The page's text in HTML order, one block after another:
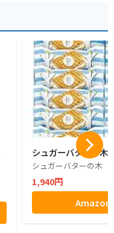
シュガーバターの木
シュガーバターの木
1,940円
Amazon